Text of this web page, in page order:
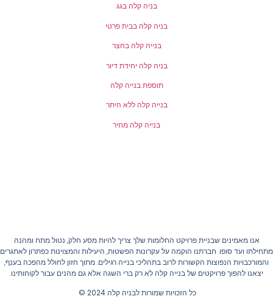
בניה קלה בגג
בניה קלה בבית פרטי
בנייה קלה בחצר
בניה קלה יחידת דיור
תוספת בנייה קלה
בנייה קלה ללא היתר
בנייה קלה מחיר
אנו מאמינים שבניית פרויקט החלומות שלך צריך להיות מסע חלק, נטול מתח ומהנה
ועד סופו. חברתנו הוקמה על עקרונות הפשטות, היעילות והמצוינות כפתרון לאתגרים
והמורכבויות הנפוצות הקשורות לרוב בתהליכי בנייה רגילים. מתוך חזון לחולל מהפכה בענף,
יצאנו להפוך פרויקטים של בנייה קלה לא רק ברי השגה אלא גם מהנים עבור לקוחותינו.
כל הזכויות שמורות לבניה קלה 2024 ©